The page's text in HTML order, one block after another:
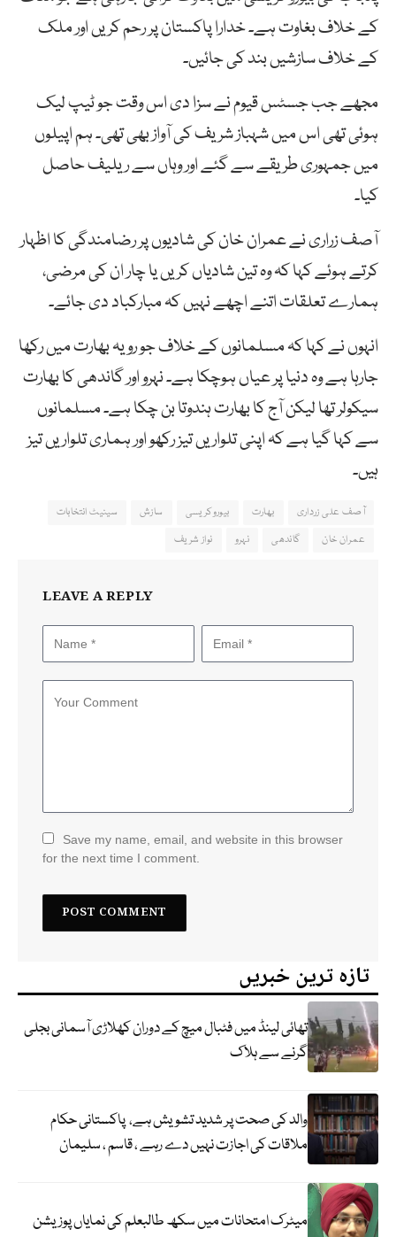
کے خلاف بغاوت ہے۔ خدارا پاکستان پر رحم کریں اور ملک
کے خلاف سازشیں بند کی جائیں۔
مجھے جب جسٹس قیوم نے سزا دی اس وقت جو ٹیپ لیک
ہوئی تھی اس میں شہباز شریف کی آواز بھی تھی۔ ہم اپیلوں
میں جمہوری طریقے سے گئے اور وہاں سے ریلیف حاصل
کیا۔
آصف زراری نے عمران خان کی شادیوں پر رضامندگی کا اظہار
کرتے ہوئے کہا کہ وہ تین شادیاں کریں یا چار ان کی مرضی،
ہمارے تعلقات اتنے اچھے نہیں کہ مبارکباد دی جائے۔
انہوں نے کہا کہ مسلمانوں کے خلاف جو رویہ بھارت میں رکھا
جارہا ہے وہ دنیا پر عیاں ہوچکا ہے۔ نہرو اور گاندھی کا بھارت
سیکولر تھا لیکن آج کا بھارت ہندوتا بن چکا ہے۔ مسلمانوں
سے کہا گیا ہے کہ اپنی تلواریں تیز رکھو اور ہماری تلواریں تیز
ہیں۔
آصف علی زرداری بھارت بیوروکریسی سازش
سینیٹ انتخابات
عمران خان
گاندھی نہرو نواز شریف
LEAVE A REPLY
Save my name, email, and website in this browser
for the next time I comment.
تازہ ترین خبریں
تھائی لینڈ میں فٹبال میچ کے دوران کھلاڑی آسمانی بجلی
گرنے سے ہلاک
والد کی صحت پر شدید تشویش ہے، پاکستانی حکام
ملاقات کی اجازت نہیں دے رہے ، قاسم ، سلیمان
میٹرک امتحانات میں سکھ طالبعلم کی نمایاں پوزیشن